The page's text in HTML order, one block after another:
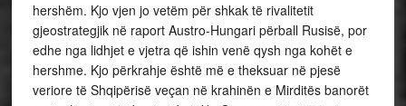
hershëm. Kjo vjen jo vetëm për shkak të rivalitetit
gjeostrategjik në raport Austro-Hungari përball Rusisë, por
edhe nga lidhjet e vjetra që ishin venë qysh nga kohët e
hershme. Kjo përkrahje është më e theksuar në pjesë
veriore të Shqipërisë veçan në krahinën e Mirditës banorët